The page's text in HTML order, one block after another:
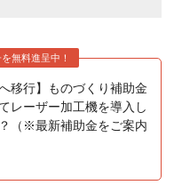
無料進呈中！
へ移行】ものづくり補助金
レーザー加工機を導入し
（※最新補助金をご案内